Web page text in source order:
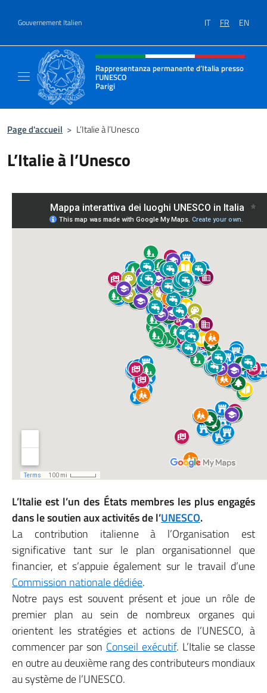
Gouvernement Italien IT FR EN
Site Web, social et en-tête de
Rappresentanza permanente d’Italia presso
l’UNESCO
Parigi
Il sito ufficiale della Rappresentanza
Page d'accueil > L’Italie à l’Unesco
L’Italie à l’Unesco
L’Italie est l’un des États membres les plus engagés
dans le soutien aux activités de l’UNESCO.
La contribution italienne à l’Organisation est
significative tant sur le plan organisationnel que
financier, et s’appuie également sur le travail d’une
Commission nationale dédiée.
Notre pays est souvent présent et joue un rôle de
premier plan au sein de nombreux organes qui
orientent les stratégies et actions de l’UNESCO, à
commencer par son Conseil exécutif. L’Italie se classe
en outre au deuxième rang des contributeurs mondiaux
au système de l’UNESCO.